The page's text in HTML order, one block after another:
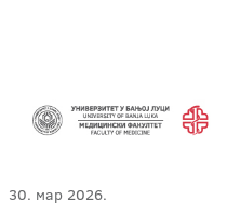
30. мар 2026.